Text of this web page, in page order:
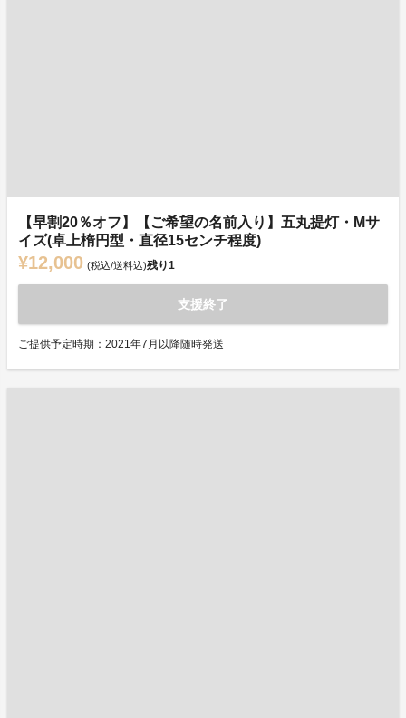
【早割20％オフ】【ご希望の名前入り】五丸提灯・Mサ
イズ(卓上楕円型・直径15センチ程度)
¥12,000 (税込/送料込)残り1
支援終了
ご提供予定時期：2021年7月以降随時発送